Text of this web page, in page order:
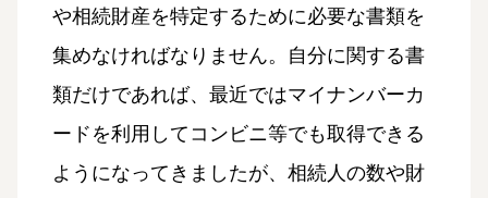
や相続財産を特定するために必要な書類を
集めなければなりません。自分に関する書
類だけであれば、最近ではマイナンバーカ
ードを利用してコンビニ等でも取得できる
ようになってきましたが、相続人の数や財